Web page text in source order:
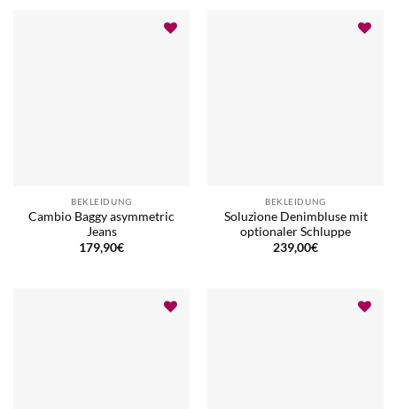
BEKLEIDUNG
Cambio Baggy asymmetric
Jeans
179,90€
BEKLEIDUNG
Soluzione Denimbluse mit
optionaler Schluppe
239,00€